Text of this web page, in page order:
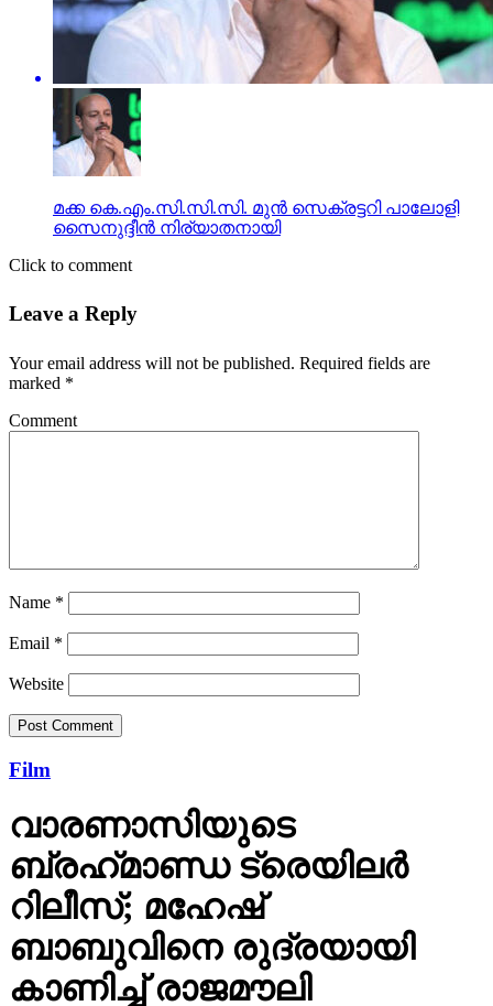
മക്ക കെ.എം.സി.സി.സി. മുന്‍ സെക്രട്ടറി പാലോളി
സൈനുദ്ദീന്‍ നിര്യാതനായി
Click to comment
Leave a Reply
Your email address will not be published. Required fields are
marked *
Comment
Name *
Email *
Website
Film
വാരണാസിയുടെ
ബ്രഹ്‌മാണ്ഡ ട്രെയിലര്‍
റിലീസ്; മഹേഷ്
ബാബുവിനെ രുദ്രയായി
കാണിച്ച് രാജമൗലി